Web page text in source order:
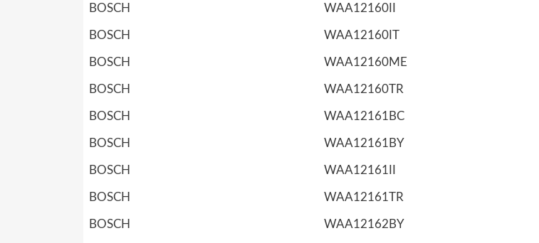
BOSCH WAA12160II
BOSCH WAA12160IT
BOSCH WAA12160ME
BOSCH WAA12160TR
BOSCH WAA12161BC
BOSCH WAA12161BY
BOSCH WAA12161II
BOSCH WAA12161TR
BOSCH WAA12162BY